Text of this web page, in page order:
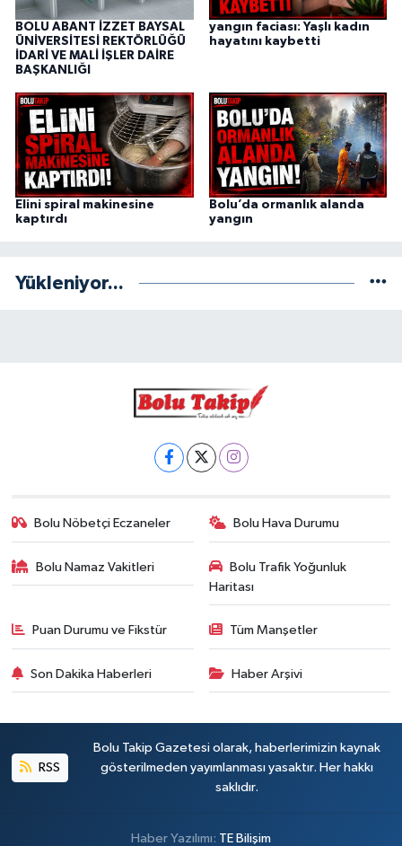
BOLU ABANT İZZET BAYSAL
ÜNİVERSİTESİ REKTÖRLÜĞÜ
İDARİ VE MALİ İŞLER DAİRE
BAŞKANLIĞI
yangın faciası: Yaşlı kadın
hayatını kaybetti
Elini spiral makinesine
kaptırdı
Bolu’da ormanlık alanda
yangın
Yükleniyor...
Bolu Nöbetçi Eczaneler Bolu Hava Durumu
Bolu Namaz Vakitleri
Bolu Trafik Yoğunluk
Haritası
Puan Durumu ve Fikstür Tüm Manşetler
Son Dakika Haberleri Haber Arşivi
RSS
Bolu Takip Gazetesi olarak, haberlerimizin kaynak
gösterilmeden yayımlanması yasaktır. Her hakkı
saklıdır.
Haber Yazılımı: TE Bilişim